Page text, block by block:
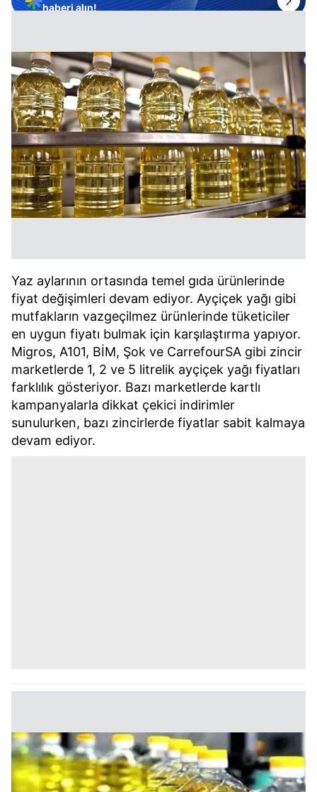
haberi alın!
Yaz aylarının ortasında temel gıda ürünlerinde
fiyat değişimleri devam ediyor. Ayçiçek yağı gibi
mutfakların vazgeçilmez ürünlerinde tüketiciler
en uygun fiyatı bulmak için karşılaştırma yapıyor.
Migros, A101, BİM, Şok ve CarrefourSA gibi zincir
marketlerde 1, 2 ve 5 litrelik ayçiçek yağı fiyatları
farklılık gösteriyor. Bazı marketlerde kartlı
kampanyalarla dikkat çekici indirimler
sunulurken, bazı zincirlerde fiyatlar sabit kalmaya
devam ediyor.